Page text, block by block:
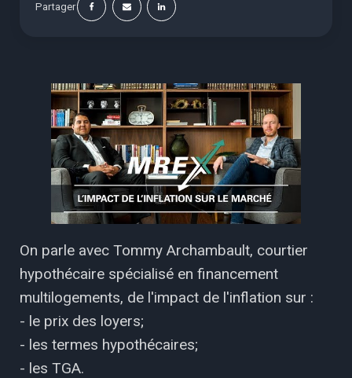
Partager
On parle avec Tommy Archambault, courtier
hypothécaire spécialisé en financement
multilogements, de l'impact de l'inflation sur :
- le prix des loyers;
- les termes hypothécaires;
- les TGA.